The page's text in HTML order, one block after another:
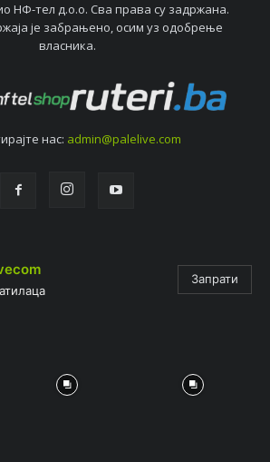
НФ-тeл д.о.о. Сва права су задржана.
јe забрањeно, осим уз одобрeњe
власника.
нас: admin@palelive.com
Запрати